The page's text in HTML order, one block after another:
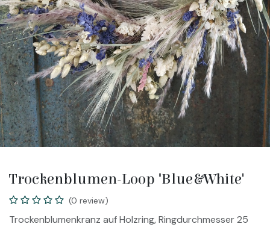
Trockenblumen-Loop "Blue&White"
(0 review)
Trockenblumenkranz auf Holzring, Ringdurchmesser 25